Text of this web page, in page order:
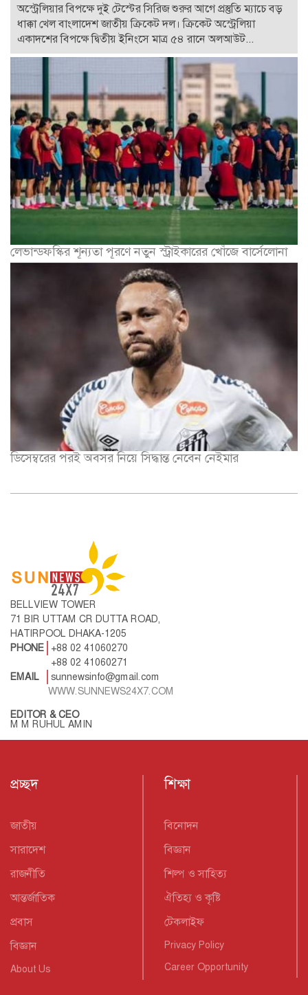
অস্ট্রেলিয়ার বিপক্ষে দুই টেস্টের সিরিজ শুরুর আগে প্রস্তুতি ম্যাচে বড়
ধাক্কা খেল বাংলাদেশ জাতীয় ক্রিকেট দল। ক্রিকেট অস্ট্রেলিয়া
একাদশের বিপক্ষে দ্বিতীয় ইনিংসে মাত্র ৫৪ রানে অলআউট...
লেভান্ডফস্কির শূন্যতা পূরণে নতুন স্ট্রাইকারের খোঁজে বার্সেলোনা
ডিসেম্বরের পরই অবসর নিয়ে সিদ্ধান্ত নেবেন নেইমার
BELLVIEW TOWER
71 BIR UTTAM CR DUTTA ROAD,
HATIRPOOL DHAKA-1205
PHONE
+88 02 41060270
+88 02 41060271
EMAIL
sunnewsinfo@gmail.com
WWW.SUNNEWS24X7.COM
EDITOR & CEO
M M RUHUL AMIN
প্রচ্ছদ
জাতীয়
সারাদেশ
রাজনীতি
আন্তর্জাতিক
প্রবাস
বিজ্ঞান
About Us
শিক্ষা
বিনোদন
বিজ্ঞান
শিল্প ও সাহিত্য
ঐতিহ্য ও কৃষ্টি
টেকলাইফ
Privacy Policy
Career Opportunity